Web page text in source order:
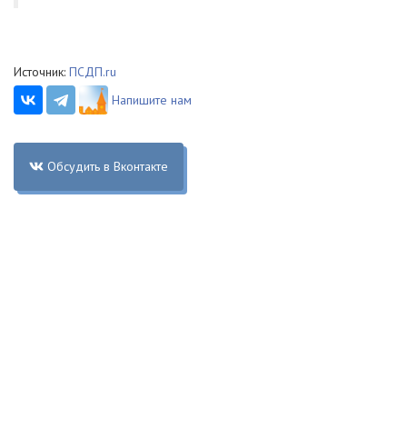
Источник: ПСДП.ru
Напишите нам
Обсудить в Вконтакте